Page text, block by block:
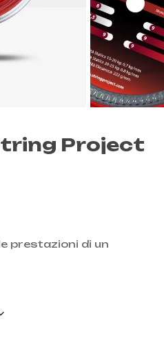
Project
prestazioni di un